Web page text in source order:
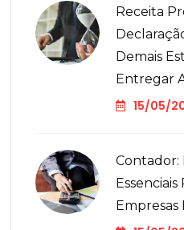
Receita
Demais
Entregar
15/05/
Contador:
Empresas